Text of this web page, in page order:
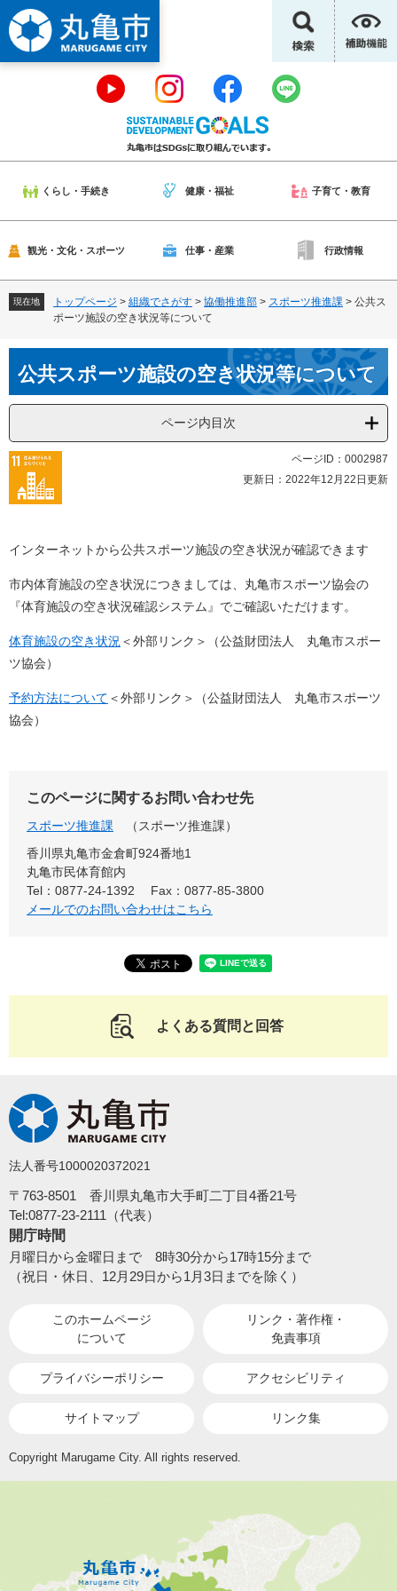
ー
ジ
の
。
ニ
ュ
ー
て
くらし・手続き 健康・福祉 子育て・教育
観光・文化・スポーツ 仕事・産業 行政情報
現在地 トップページ > 組織でさがす > 協働推進部 > スポーツ推進課 > 公共ス
ポーツ施設の空き状況等について
文公共スポーツ施設の空き状況等について
ページ内目次
ページID：0002987
更新日：2022年12月22日更新
インターネットから公共スポーツ施設の空き状況が確認できます
市内体育施設の空き状況につきましては、丸亀市スポーツ協会の
『体育施設の空き状況確認システム』でご確認いただけます。
体育施設の空き状況 ＜外部リンク＞
（公益財団法人 丸亀市スポー
ツ協会）
予約方法について ＜外部リンク＞
（公益財団法人 丸亀市スポーツ
協会）
このページに関するお問い合わせ先
スポーツ推進課
スポーツ推進課
香川県丸亀市金倉町924番地1
丸亀市民体育館内
Tel：0877-24-1392
Fax：0877-85-3800
メールでのお問い合わせはこちら
よくある質問と回答
法人番号1000020372021
〒763-8501 香川県丸亀市大手町二丁目4番21号
Tel:0877-23-2111（代表）
開庁時間
月曜日から金曜日まで 8時30分から17時15分まで
（祝日・休日、12月29日から1月3日までを除く）
このホームページ
について
リンク・著作権・
免責事項
プライバシーポリシー アクセシビリティ
サイトマップ リンク集
Copyright Marugame City. All rights reserved.